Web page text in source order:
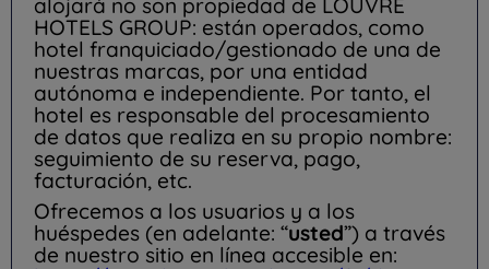
HOTELS GROUP: están operados, como
hotel franquiciado/gestionado de una de
nuestras marcas, por una entidad
autónoma e independiente. Por tanto, el
hotel es responsable del procesamiento
de datos que realiza en su propio nombre:
seguimiento de su reserva, pago,
facturación, etc.
Ofrecemos a los usuarios y a los
huéspedes (en adelante: “usted”) a través
de nuestro sitio en línea accesible en: